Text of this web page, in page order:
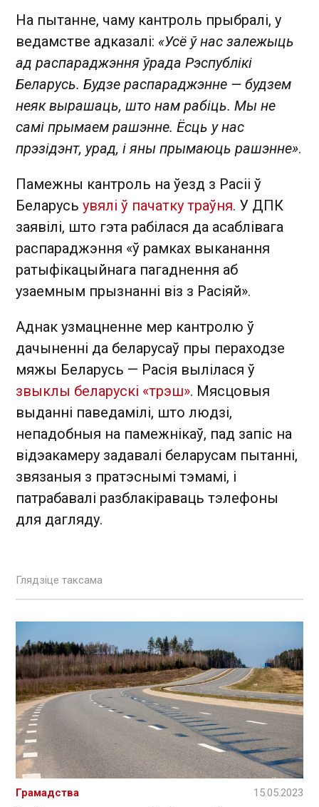
На пытанне, чаму кантроль прыбралі, у
ведамстве адказалі: «Усё ў нас залежыць
ад распараджэння ўрада Рэспублікі
Беларусь. Будзе распараджэнне — будзем
неяк вырашаць, што нам рабіць. Мы не
самі прымаем рашэнне. Ёсць у нас
прэзідэнт, урад, і яны прымаюць рашэнне».
Памежны кантроль на ўезд з Расіі ў
Беларусь увялі ў пачатку траўня. У ДПК
заявілі, што гэта рабілася да асаблівага
распараджэння «ў рамках выканання
ратыфікацыйнага пагаднення аб
узаемным прызнанні віз з Расіяй».
Аднак узмацненне мер кантролю ў
дачыненні да беларусаў пры пераходзе
мяжы Беларусь — Расія вылілася ў
звыклы беларускі «трэш». Мясцовыя
выданні паведамілі, што людзі,
непадобныя на памежнікаў, пад запіс на
відэакамеру задавалі беларусам пытанні,
звязаныя з пратэснымі тэмамі, і
патрабавалі разблакіраваць тэлефоны
для дагляду.
Глядзіце таксама
Грамадства 15.05.2023